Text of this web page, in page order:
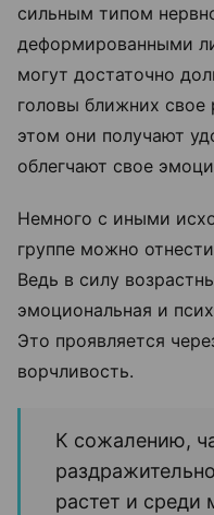
сильным типом
деформированными
могут достаточно
головы ближних свое
этом они получают
облегчают свое
Немного с иными
группе можно
Ведь в силу
эмоциональная и
Это проявляется
ворчливость.
К сожалению,
растет и